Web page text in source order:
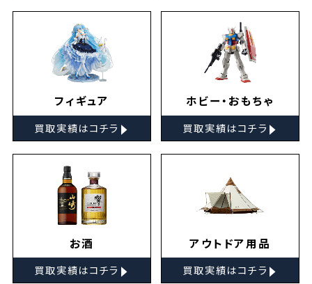
フィギュア
買取実績はコチラ ▸
ホビー・おもちゃ
買取実績はコチラ ▸
お酒
買取実績はコチラ ▸
アウトドア用品
買取実績はコチラ ▸